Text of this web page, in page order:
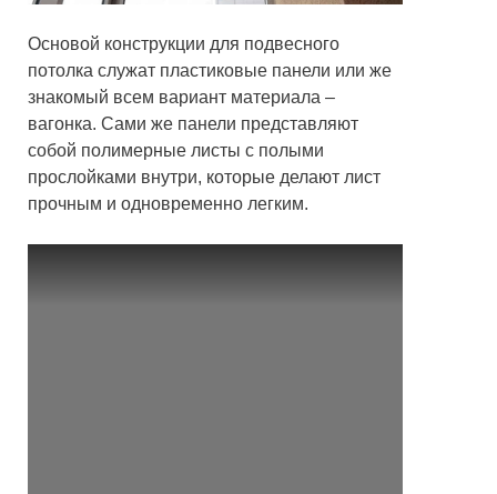
Основой конструкции для подвесного
потолка служат пластиковые панели или же
знакомый всем вариант материала –
вагонка. Сами же панели представляют
собой полимерные листы с полыми
прослойками внутри, которые делают лист
прочным и одновременно легким.